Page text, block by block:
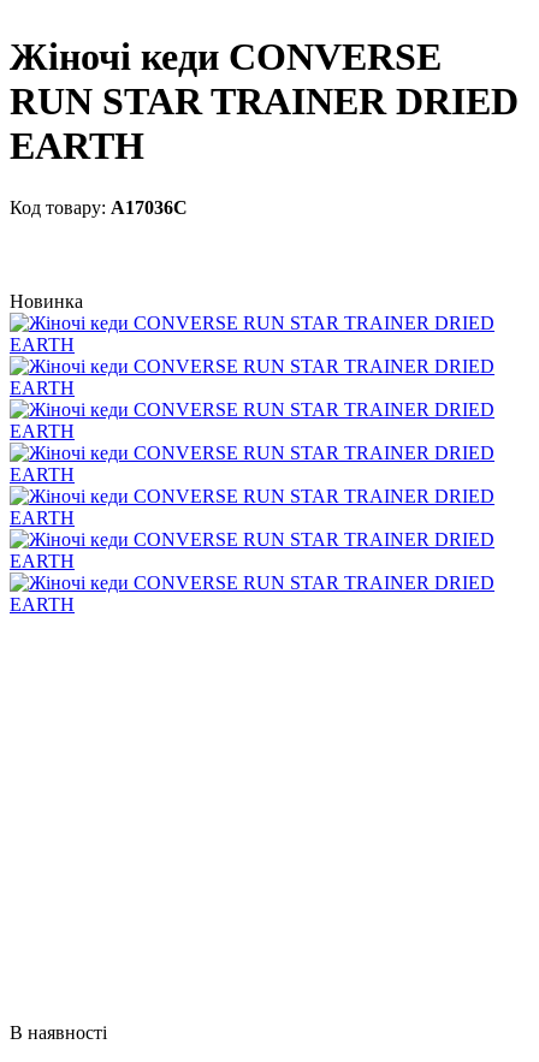
Жіночі кеди CONVERSE
RUN STAR TRAINER DRIED
EARTH
A17036C
Новинка